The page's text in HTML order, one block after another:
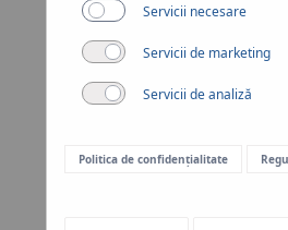
Servicii necesare
Servicii de marketing
Servicii de analiză
Politica de confidențialitate